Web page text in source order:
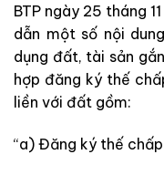
BTP ngày 25 tháng11
dẫn một số nội dung
dụng đất, tài sản gắn
hợp đăng ký thế
liền với đất gồm:
“a) Đăng ký thế chấp